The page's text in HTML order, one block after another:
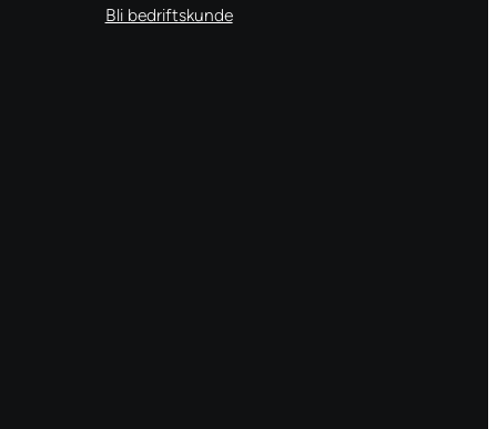
Bli bedriftskunde